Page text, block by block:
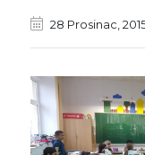
28 Prosinac,